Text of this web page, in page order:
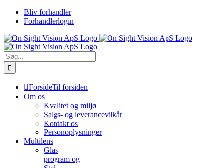
Skip
Bliv forhandler
Forhandlerlogin
Søg
efter:
ForsideTil forsiden
Om os
Kvalitet og miljø
Salgs- og leverancevilkår
Kontakt os
Personoplysninger
Multilens
Glas
program og